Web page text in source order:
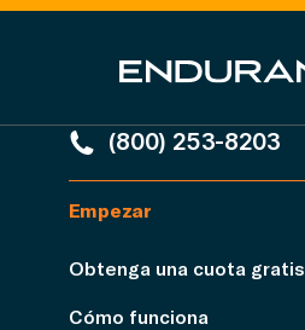
(800) 253-8203
Empezar
Obtenga una cuota gratis
Cómo funciona